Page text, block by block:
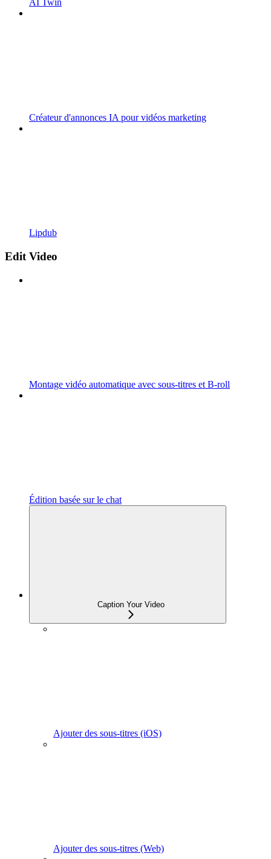
AI Twin
Créateur d'annonces IA pour vidéos marketing
Lipdub
Edit Video
Montage vidéo automatique avec sous-titres et B-roll
Édition basée sur le chat
Caption Your Video
Ajouter des sous-titres (iOS)
Ajouter des sous-titres (Web)